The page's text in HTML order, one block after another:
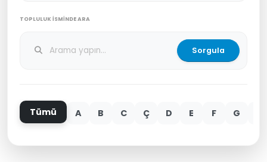
TOPLULUK İSMINDE ARA
Sorgula
Tümü A B C Ç D E F G